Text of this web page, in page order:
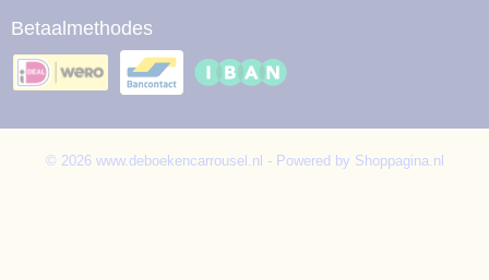
Betaalmethodes
© 2026 www.deboekencarrousel.nl - Powered by Shoppagina.nl